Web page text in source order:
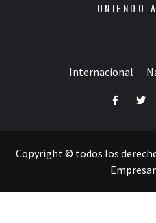
UNIENDO
Internacional
Facebook
Copyright © todos los